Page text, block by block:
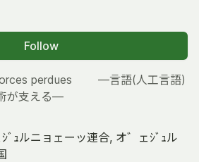
Follow
perdues ―言語(人工言語)
が支える―
ﾞｭルニョェーッ連合, オ゛ェｼﾞｭル